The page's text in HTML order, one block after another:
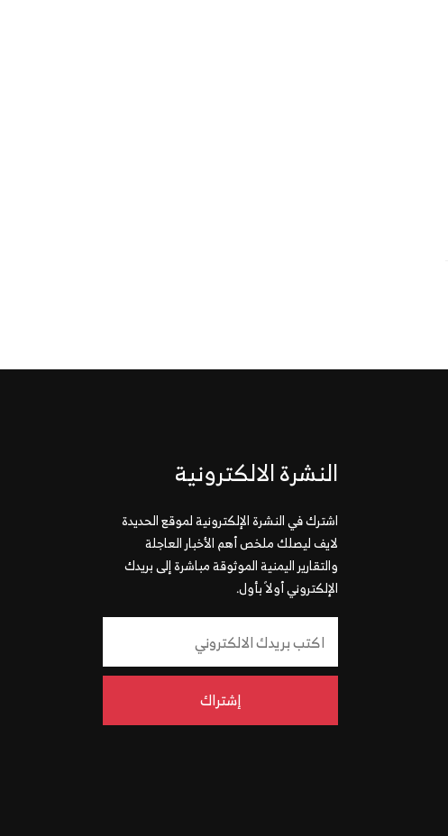
النشرة الالكترونية
اشترك في النشرة الإلكترونية لموقع الحديدة
لايف ليصلك ملخص أهم الأخبار العاجلة
والتقارير اليمنية الموثوقة مباشرة إلى بريدك
الإلكتروني أولاً بأول.
إشتراك